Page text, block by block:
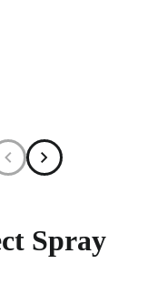
Spray